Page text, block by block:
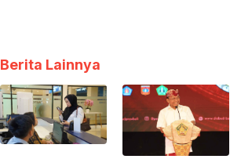
Berita Lainnya